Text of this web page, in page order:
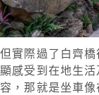
但實際過了白齊
顯感受到在地生
容，那就是坐車